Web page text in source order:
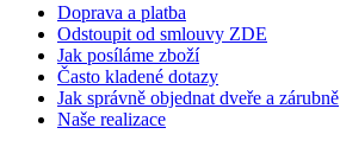
Doprava a platba
Odstoupit od smlouvy ZDE
Jak posíláme zboží
Často kladené dotazy
Jak správně objednat dveře a zárubně
Naše realizace